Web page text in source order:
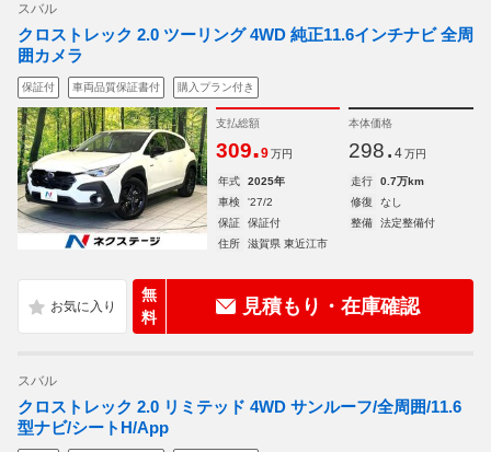
スバル
クロストレック 2.0 ツーリング 4WD 純正11.6インチナビ 全周
囲カメラ
保証付 車両品質保証書付 購入プラン付き
支払総額
309.9 万円
本体価格
298. 4 万円
年式 2025年 走行
0.7万km
車検
'27/2 修復
なし
保証
保証付 整備
法定整備付
住所
滋賀県 東近江市
無
料
見積もり・在庫確認
スバル
クロストレック 2.0 リミテッド 4WD サンルーフ/全周囲/11.6
型ナビ/シートH/App